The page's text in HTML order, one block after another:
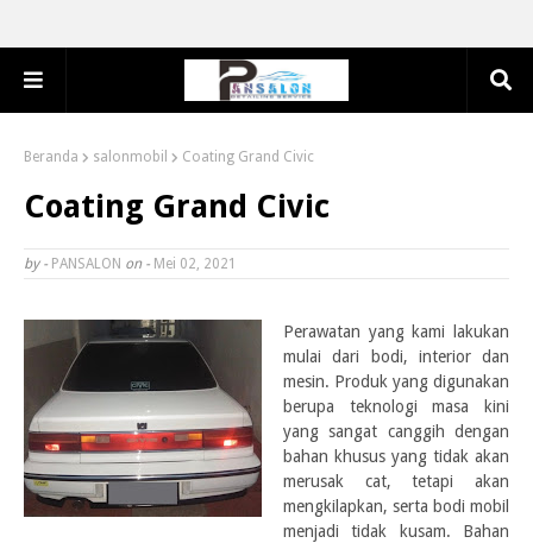
Beranda salonmobil Coating Grand Civic
Coating Grand Civic
by - PANSALON on - Mei 02, 2021
Perawatan yang kami lakukan
mulai dari bodi, interior dan
mesin. Produk yang digunakan
berupa teknologi masa kini
yang sangat canggih dengan
bahan khusus yang tidak akan
merusak cat, tetapi akan
mengkilapkan, serta bodi mobil
menjadi tidak kusam. Bahan